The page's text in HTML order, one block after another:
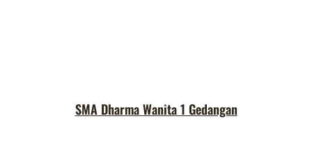
SMA Dharma Wanita 1 Gedangan